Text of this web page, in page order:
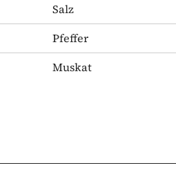
Salz
Pfeffer
Muskat